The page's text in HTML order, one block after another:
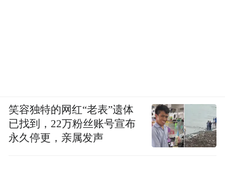
笑容独特的网红“老表”遗体
已找到，22万粉丝账号宣布
永久停更，亲属发声